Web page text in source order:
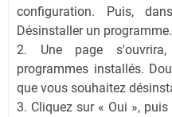
configuration. Puis,
Désinstaller un programme.
2. Une page
programmes installés.
que vous souhaitez
3. Cliquez sur « Oui »,